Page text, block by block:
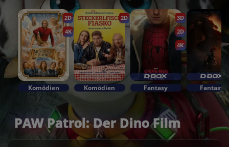
2D
4K
Komödien
2D
Komödien
3D
2D
4K
Fantasy Fantasy
PAW Patrol: Der Dino Film